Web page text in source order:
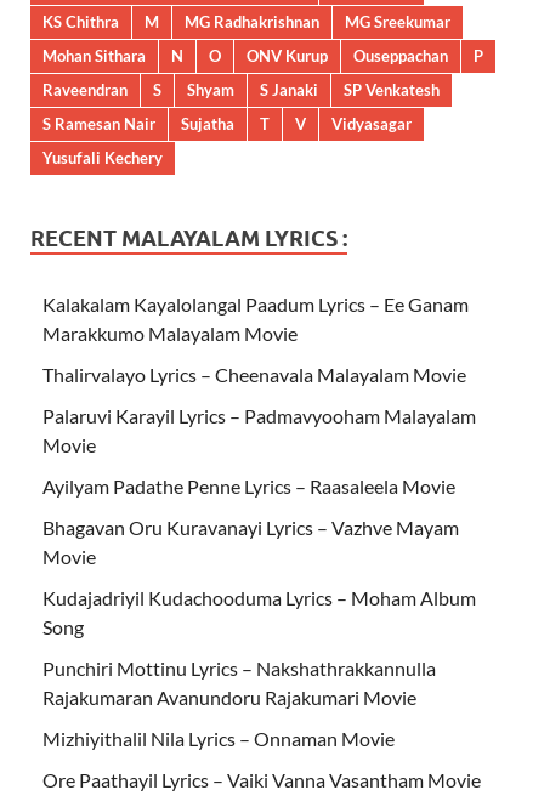
KS Chithra
M MG Radhakrishnan
MG Sreekumar
Mohan Sithara
N O ONV Kurup Ouseppachan
P
Raveendran
S Shyam S Janaki
SP Venkatesh
S Ramesan Nair
Sujatha T V
Vidyasagar
Yusufali Kechery
RECENT MALAYALAM LYRICS :
Kalakalam Kayalolangal Paadum Lyrics – Ee Ganam
Marakkumo Malayalam Movie
Thalirvalayo Lyrics – Cheenavala Malayalam Movie
Palaruvi Karayil Lyrics – Padmavyooham Malayalam
Movie
Ayilyam Padathe Penne Lyrics – Raasaleela Movie
Bhagavan Oru Kuravanayi Lyrics – Vazhve Mayam
Movie
Kudajadriyil Kudachooduma Lyrics – Moham Album
Song
Punchiri Mottinu Lyrics – Nakshathrakkannulla
Rajakumaran Avanundoru Rajakumari Movie
Mizhiyithalil Nila Lyrics – Onnaman Movie
Ore Paathayil Lyrics – Vaiki Vanna Vasantham Movie